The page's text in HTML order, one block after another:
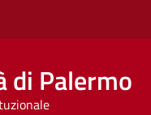
di Palermo